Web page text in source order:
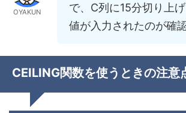
OYAKUN
で、C列に15分切り上
値が入力されたのが確
CEILING関数を使うときの注意